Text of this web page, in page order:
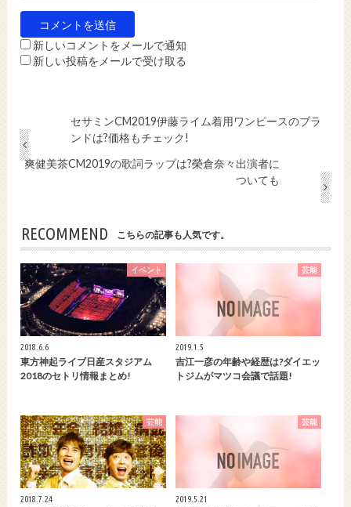
新しいコメントをメールで通知
新しい投稿をメールで受け取る
セサミンCM2019伊藤ライム着用ワンピースのブラ
ンドは?価格もチェック!
爽健美茶CM2019の歌詞ラップは?榮倉奈々出演者に
ついても
RECOMMEND こちらの記事も人気です。
イベント
2018.6.6
東方神起ライブ日産スタジアム
2018のセトリ情報まとめ!
芸能
2019.1.5
吉江一彦の年齢や経歴は?ダイエッ
トジムがマツコ会議で話題!
芸能
2018.7.24
芸能
2019.5.21